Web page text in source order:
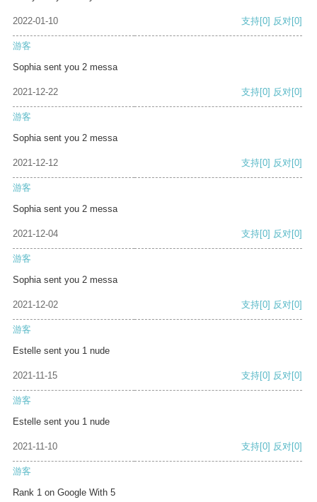
2022-01-10 支持[0] 反对[0]
游客
Sophia sent you 2 messa
2021-12-22 支持[0] 反对[0]
游客
Sophia sent you 2 messa
2021-12-12 支持[0] 反对[0]
游客
Sophia sent you 2 messa
2021-12-04 支持[0] 反对[0]
游客
Sophia sent you 2 messa
2021-12-02 支持[0] 反对[0]
游客
Estelle sent you 1 nude
2021-11-15 支持[0] 反对[0]
游客
Estelle sent you 1 nude
2021-11-10 支持[0] 反对[0]
游客
Rank 1 on Google With 5